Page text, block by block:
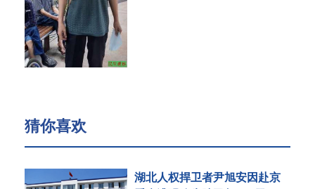
猜你喜欢
湖北人权捍卫者尹旭安因赴京